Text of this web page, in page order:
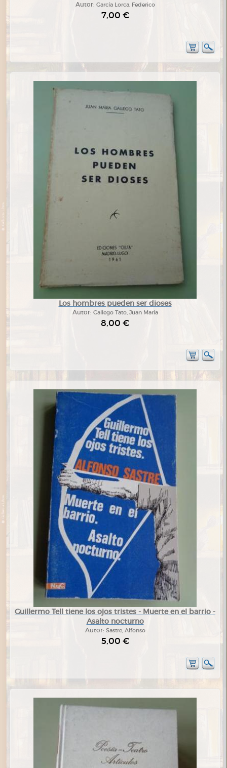
Autor: García Lorca, Federico
7,00 €
Los hombres pueden ser dioses
Autor: Gallego Tato, Juan María
8,00 €
Guillermo Tell tiene los ojos tristes - Muerte en el barrio -
Asalto nocturno
Autor: Sastre, Alfonso
5,00 €